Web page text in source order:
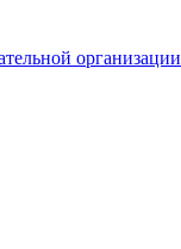
организации